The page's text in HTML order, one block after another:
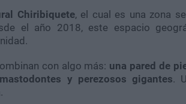
Chiribiquete, el cual es una zona
el año 2018, este espacio
con algo más: una pared de
mastodontes y perezosos gigantes.